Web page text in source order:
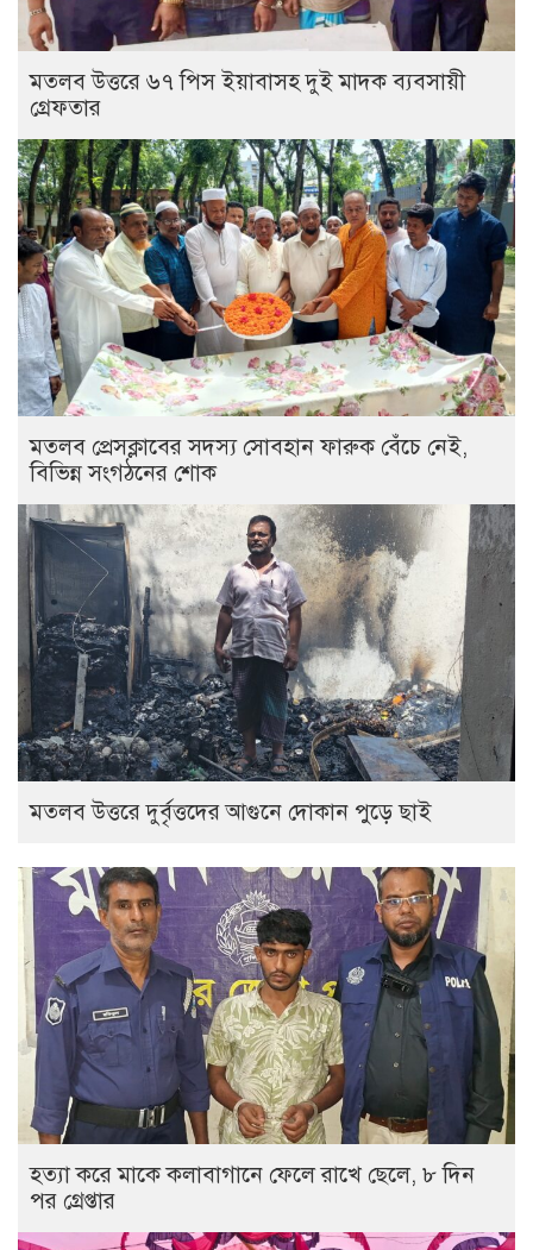
মতলব উত্তরে ৬৭ পিস ইয়াবাসহ দুই মাদক ব্যবসায়ী
গ্রেফতার
মতলব প্রেসক্লাবের সদস্য সোবহান ফারুক বেঁচে নেই,
বিভিন্ন সংগঠনের শোক
‎মতলব উত্তরে দুর্বৃত্তদের আগুনে দোকান পুড়ে ছাই
হত্যা করে মাকে কলাবাগানে ফেলে রাখে ছেলে, ৮ দিন
পর গ্রেপ্তার